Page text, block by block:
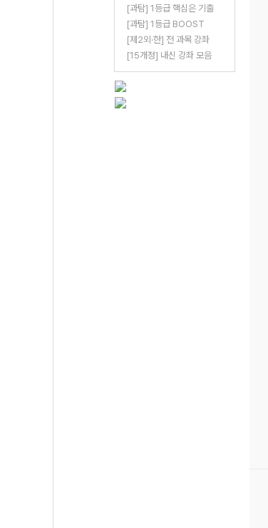
[과탐] 1등급 핵심은 기출
[과탐] 1등급 BOOST
[제2외·한] 전 과목 강좌
[15개정] 내신 강좌 모음